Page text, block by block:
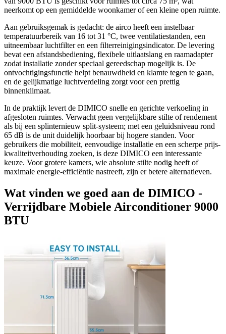
neerkomt op een gemiddelde woonkamer of een kleine open ruimte.
Aan gebruiksgemak is gedacht: de airco heeft een instelbaar
temperatuurbereik van 16 tot 31 °C, twee ventilatiestanden, een
uitneembaar luchtfilter en een filterreinigingsindicator. De levering
bevat een afstandsbediening, flexibele uitlaatslang en raamadapter
zodat installatie zonder speciaal gereedschap mogelijk is. De
ontvochtigingsfunctie helpt benauwdheid en klamte tegen te gaan,
en de gelijkmatige luchtverdeling zorgt voor een prettig
binnenklimaat.
In de praktijk levert de DIMICO snelle en gerichte verkoeling in
afgesloten ruimtes. Verwacht geen vergelijkbare stilte of rendement
als bij een splinternieuw split-systeem; met een geluidsniveau rond
65 dB is de unit duidelijk hoorbaar bij hogere standen. Voor
gebruikers die mobiliteit, eenvoudige installatie en een scherpe prijs-
kwaliteitverhouding zoeken, is deze DIMICO een interessante
keuze. Voor grotere kamers, wie absolute stilte nodig heeft of
maximale energie-efficiëntie nastreeft, zijn er betere alternatieven.
Wat vinden we goed aan de DIMICO -
Verrijdbare Mobiele Airconditioner 9000
BTU